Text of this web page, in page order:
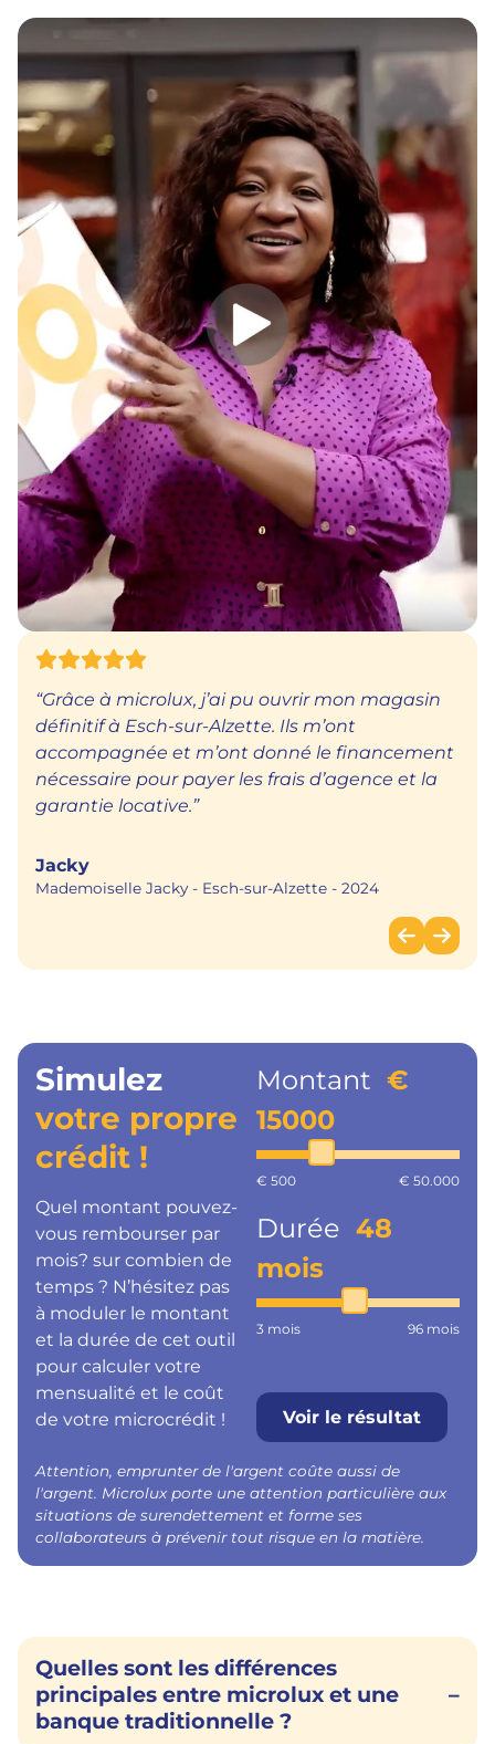
“Grâce à microlux, j’ai pu ouvrir mon magasin
définitif à Esch-sur-Alzette. Ils m’ont
accompagnée et m’ont donné le financement
nécessaire pour payer les frais d’agence et la
garantie locative.”
Jacky
Mademoiselle Jacky Esch-sur-Alzette 2024
Simulez
votre propre
crédit !
Quel montant pouvez-
vous rembourser par
mois? sur combien de
temps ? N’hésitez pas
à moduler le montant
et la durée de cet outil
pour calculer votre
mensualité et le coût
de votre microcrédit !
Montant €
15000
€ 500 € 50.000
Durée 48
mois
3 mois 96 mois
Voir le résultat
Attention, emprunter de l'argent coûte aussi de
l'argent. Microlux porte une attention particulière aux
situations de surendettement et forme ses
collaborateurs à prévenir tout risque en la matière.
Quelles sont les différences
principales entre microlux et une
banque traditionnelle ?
–